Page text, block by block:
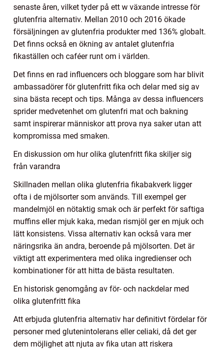
senaste åren, vilket tyder på ett w växande intresse för
glutenfria alternativ. Mellan 2010 och 2016 ökade
försäljningen av glutenfria produkter med 136% globalt.
Det finns också en ökning av antalet glutenfria
fikaställen och caféer runt om i världen.
Det finns en rad influencers och bloggare som har blivit
ambassadörer för glutenfritt fika och delar med sig av
sina bästa recept och tips. Många av dessa influencers
sprider medvetenhet om glutenfri mat och bakning
samt inspirerar människor att prova nya saker utan att
kompromissa med smaken.
En diskussion om hur olika glutenfritt fika skiljer sig
från varandra
Skillnaden mellan olika glutenfria fikabakverk ligger
ofta i de mjölsorter som används. Till exempel ger
mandelmjöl en nötaktig smak och är perfekt för saftiga
muffins eller mjuk kaka, medan rismjöl ger en mjuk och
lätt konsistens. Vissa alternativ kan också vara mer
näringsrika än andra, beroende på mjölsorten. Det är
viktigt att experimentera med olika ingredienser och
kombinationer för att hitta de bästa resultaten.
En historisk genomgång av för- och nackdelar med
olika glutenfritt fika
Att erbjuda glutenfria alternativ har definitivt fördelar för
personer med glutenintolerans eller celiaki, då det ger
dem möjlighet att njuta av fika utan att riskera